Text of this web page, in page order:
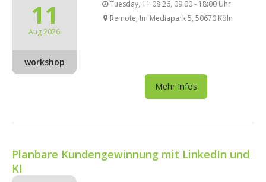
11
Aug 2026
workshop
Tuesday, 11.08.26, 09:00 - 18:00 Uhr
Remote, Im Mediapark 5, 50670 Köln
Mehr Infos
Planbare Kundengewinnung mit LinkedIn und
KI